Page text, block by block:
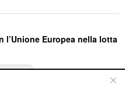
l’Unione Europea nella lotta